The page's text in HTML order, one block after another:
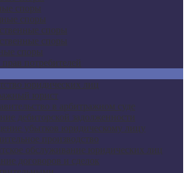
споры
споры
споры
споры
споры
потребителей
юридических лиц
юрист
в арбитражном суде
дебиторской задолженности
убытков юридическому лицу
производство
обслуживание юридических лиц
договоров и сделок